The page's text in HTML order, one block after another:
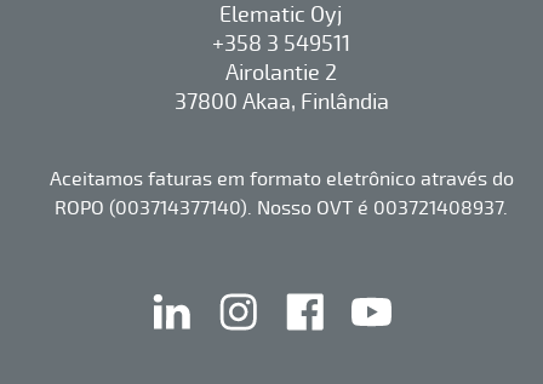
Elematic Oyj
+358 3 549511
Airolantie 2
37800 Akaa, Finlândia
Aceitamos faturas em formato eletrônico através do
ROPO (003714377140). Nosso OVT é 003721408937.
linkedin instagramfacebook